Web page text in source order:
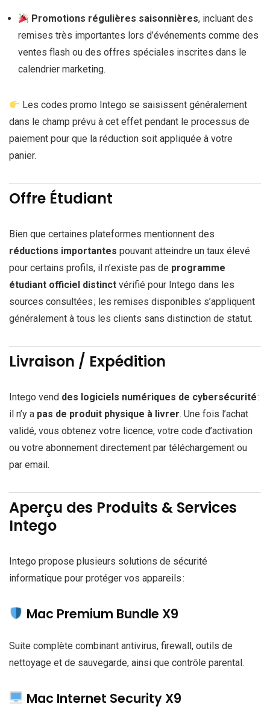
Promotions régulières saisonnières, incluant des
remises très importantes lors d’événements comme des
ventes flash ou des offres spéciales inscrites dans le
calendrier marketing.
Les codes promo Intego se saisissent généralement
dans le champ prévu à cet effet pendant le processus de
paiement pour que la réduction soit appliquée à votre
panier.
Offre Étudiant
Bien que certaines plateformes mentionnent des
réductions importantes pouvant atteindre un taux élevé
pour certains profils, il n’existe pas de programme
étudiant officiel distinct vérifié pour Intego dans les
sources consultées ; les remises disponibles s’appliquent
généralement à tous les clients sans distinction de statut.
Livraison / Expédition
Intego vend des logiciels numériques de cybersécurité:
il n’y a pas de produit physique à livrer. Une fois l’achat
validé, vous obtenez votre licence, votre code d’activation
ou votre abonnement directement par téléchargement ou
par email.
Aperçu des Produits & Services
Intego
Intego propose plusieurs solutions de sécurité
informatique pour protéger vos appareils :
Mac Premium Bundle X9
Suite complète combinant antivirus, firewall, outils de
nettoyage et de sauvegarde, ainsi que contrôle parental.
Mac Internet Security X9